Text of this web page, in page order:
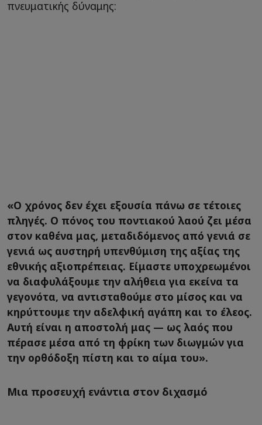
πνευματικής δύναμης:
«Ο χρόνος δεν έχει εξουσία πάνω σε τέτοιες
πληγές. Ο πόνος του ποντιακού λαού ζει μέσα
στον καθένα μας, μεταδιδόμενος από γενιά σε
γενιά ως αυστηρή υπενθύμιση της αξίας της
εθνικής αξιοπρέπειας. Είμαστε υποχρεωμένοι
να διαφυλάξουμε την αλήθεια για εκείνα τα
γεγονότα, να αντισταθούμε στο μίσος και να
κηρύττουμε την αδελφική αγάπη και το έλεος.
Αυτή είναι η αποστολή μας — ως λαός που
πέρασε μέσα από τη φρίκη των διωγμών για
την ορθόδοξη πίστη και το αίμα του».
Μια προσευχή ενάντια στον διχασμό